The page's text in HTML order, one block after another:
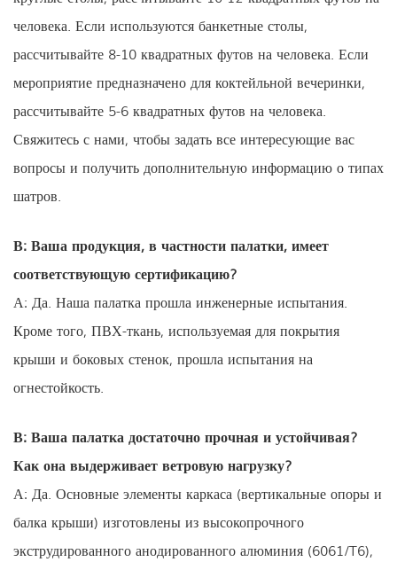
человека. Если используются банкетные столы,
рассчитывайте 8-10 квадратных футов на человека. Если
мероприятие предназначено для коктейльной вечеринки,
рассчитывайте 5-6 квадратных футов на человека.
Свяжитесь с нами, чтобы задать все интересующие вас
вопросы и получить дополнительную информацию о типах
шатров.
В: Ваша продукция, в частности палатки, имеет
соответствующую сертификацию?
А: Да. Наша палатка прошла инженерные испытания.
Кроме того, ПВХ-ткань, используемая для покрытия
крыши и боковых стенок, прошла испытания на
огнестойкость.
В: Ваша палатка достаточно прочная и устойчивая?
Как она выдерживает ветровую нагрузку?
А: Да. Основные элементы каркаса (вертикальные опоры и
балка крыши) изготовлены из высокопрочного
экструдированного анодированного алюминия (6061/T6),